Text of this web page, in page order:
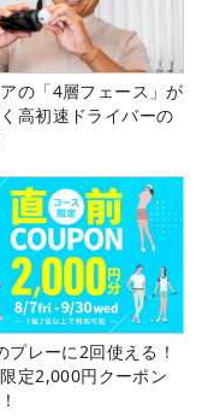
の「4層フェース」が
高初速ドライバーの
プレーに2回使える！
定2,000円クーポン